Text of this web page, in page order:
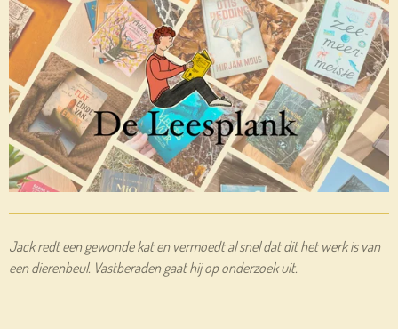
Jack redt een gewonde kat en vermoedt al snel dat dit het werk is van
een dierenbeul. Vastberaden gaat hij op onderzoek uit.